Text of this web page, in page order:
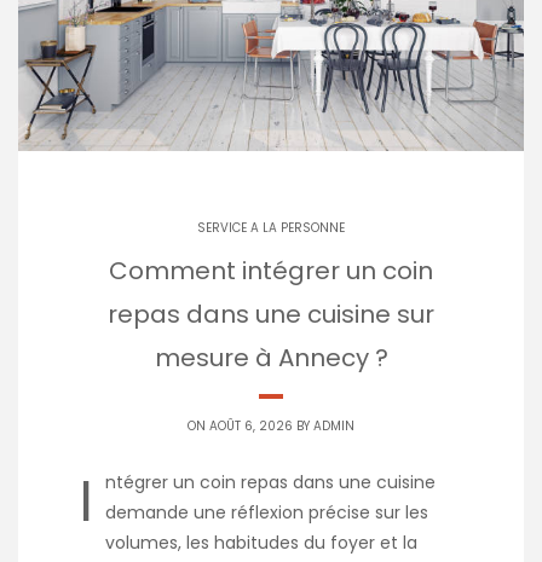
SERVICE A LA PERSONNE
Comment intégrer un coin
repas dans une cuisine sur
mesure à Annecy ?
ON AOÛT 6, 2026 BY ADMIN
I
ntégrer un coin repas dans une cuisine
demande une réflexion précise sur les
volumes, les habitudes du foyer et la